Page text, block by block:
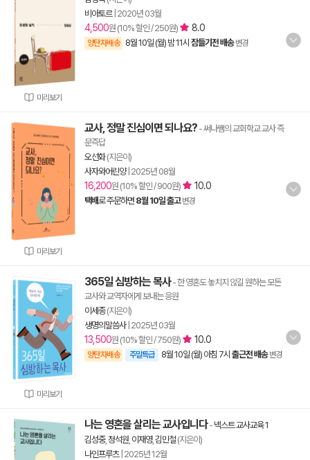
미리보기
비아토르| 2020년 03월
4,500원 (10% 할인 / 250원) 8.0
양탄자배송 8월 10일 (월) 밤 11시 잠들기전 배송 변경
미리보기
교사, 정말 진심이면 되나요? - 써나쌤의 교회학교 교사 즉
문즉답
오선화(지은이)
사자와어린양| 2025년 08월
16,200원 (10% 할인 / 900원) 10.0
택배로 주문하면 8월 10일 출고 변경
미리보기
365일 심방하는 목사- 한 영혼도 놓치지 않길 원하는 모든
교사와 교역자에게 보내는 응원
이세종(지은이)
생명의말씀사| 2025년 03월
13,500원 (10% 할인 / 750원) 10.0
양탄자배송 주말특급 8월 10일 (월) 아침 7시 출근전 배송 변경
나는 영혼을 살리는 교사입니다- 넥스트 교사교육 1
김성중, 정석원 이재영, 김민철 (지은이)
나인프루츠| 2025년 12월